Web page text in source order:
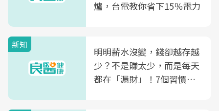
爐，台電教你省下15％電力
新知
明明薪水沒變，錢卻越存越
少？不是賺太少，而是每天
都在「漏財」！7個習慣一